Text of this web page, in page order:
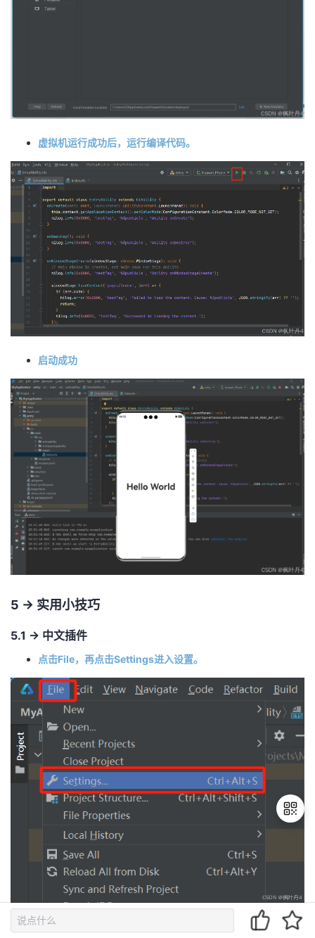
虚拟机运行成功后，运行编译代码。
启动成功
5 -> 实用小技巧
5.1 -> 中文插件
点击File，再点击Settings进入设置。
点击Plugins，输入搜索内容：chinese。